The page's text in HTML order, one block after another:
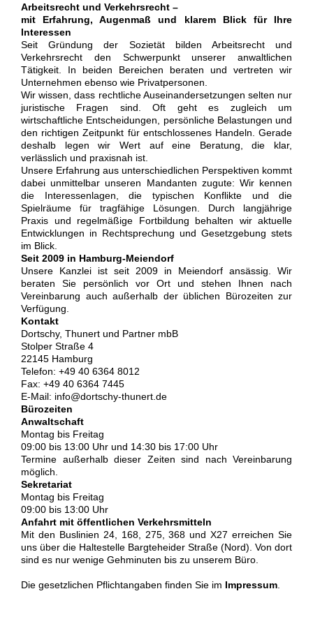
Arbeitsrecht und Verkehrsrecht –
mit Erfahrung, Augenmaß und klarem Blick für Ihre
Interessen
Seit Gründung der Sozietät bilden Arbeitsrecht und
Verkehrsrecht den Schwerpunkt unserer anwaltlichen
Tätigkeit. In beiden Bereichen beraten und vertreten wir
Unternehmen ebenso wie Privatpersonen.
Wir wissen, dass rechtliche Auseinandersetzungen selten nur
juristische Fragen sind. Oft geht es zugleich um
wirtschaftliche Entscheidungen, persönliche Belastungen und
den richtigen Zeitpunkt für entschlossenes Handeln. Gerade
deshalb legen wir Wert auf eine Beratung, die klar,
verlässlich und praxisnah ist.
Unsere Erfahrung aus unterschiedlichen Perspektiven kommt
dabei unmittelbar unseren Mandanten zugute: Wir kennen
die Interessenlagen, die typischen Konflikte und die
Spielräume für tragfähige Lösungen. Durch langjährige
Praxis und regelmäßige Fortbildung behalten wir aktuelle
Entwicklungen in Rechtsprechung und Gesetzgebung stets
im Blick.
Seit 2009 in Hamburg-Meiendorf
Unsere Kanzlei ist seit 2009 in Meiendorf ansässig. Wir
beraten Sie persönlich vor Ort und stehen Ihnen nach
Vereinbarung auch außerhalb der üblichen Bürozeiten zur
Verfügung.
Kontakt
Dortschy, Thunert und Partner mbB
Stolper Straße 4
22145 Hamburg
Telefon: +49 40 6364 8012
Fax: +49 40 6364 7445
E-Mail: info@dortschy-thunert.de
Bürozeiten
Anwaltschaft
Montag bis Freitag
09:00 bis 13:00 Uhr und 14:30 bis 17:00 Uhr
Termine außerhalb dieser Zeiten sind nach Vereinbarung
möglich.
Sekretariat
Montag bis Freitag
09:00 bis 13:00 Uhr
Anfahrt mit öffentlichen Verkehrsmitteln
Mit den Buslinien 24, 168, 275, 368 und X27 erreichen Sie
uns über die Haltestelle Bargteheider Straße (Nord). Von dort
sind es nur wenige Gehminuten bis zu unserem Büro.
Die gesetzlichen Pflichtangaben finden Sie im Impressum